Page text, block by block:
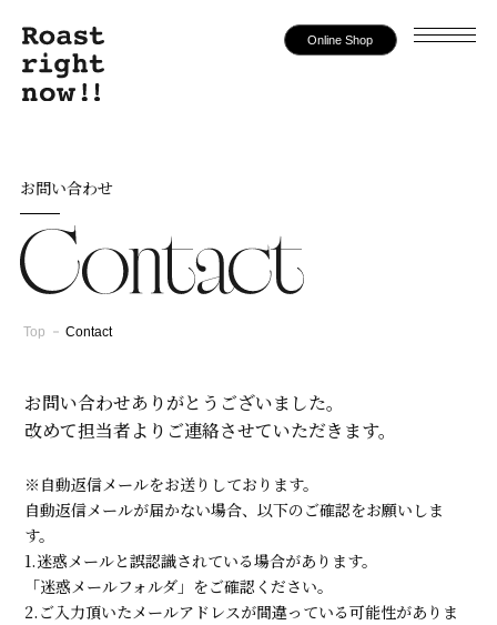
Online Shop
お問い合わせ
Top Contact
お問い合わせありがとうございました。
改めて担当者よりご連絡させていただきます。
※自動返信メールをお送りしております。
自動返信メールが届かない場合、以下のご確認をお願いしま
す。
1.迷惑メールと誤認識されている場合があります。
「迷惑メールフォルダ」をご確認ください。
2.ご入力頂いたメールアドレスが間違っている可能性がありま